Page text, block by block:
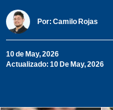
Por: Camilo Rojas
10 de May, 2026
Actualizado: 10 De May, 2026